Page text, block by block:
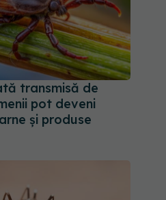
transmisă de
pot deveni
și produse